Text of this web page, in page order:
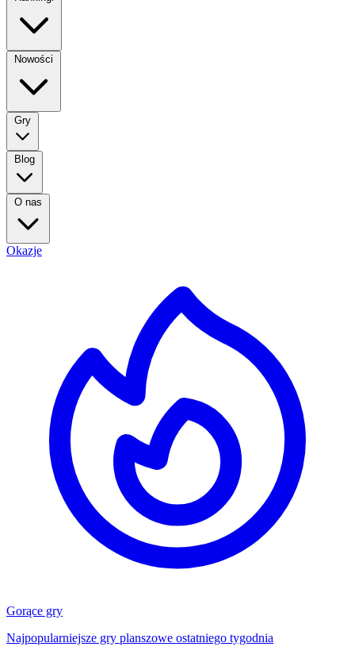
Nowości
Gry
Blog
O nas
Okazje
Gorące gry
Najpopularniejsze gry planszowe ostatniego tygodnia